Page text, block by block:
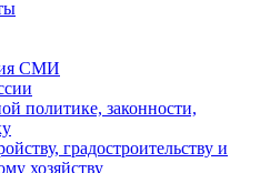
СМИ
политике, законности,
градостроительству и
хозяйству